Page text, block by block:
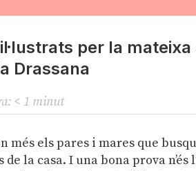
per la
Drassana
< 1 minut
més els pares i mares que
la casa. I una bona prova n’és